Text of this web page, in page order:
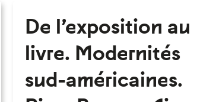
De l’exposition au
livre. Modernités
sud-américaines.